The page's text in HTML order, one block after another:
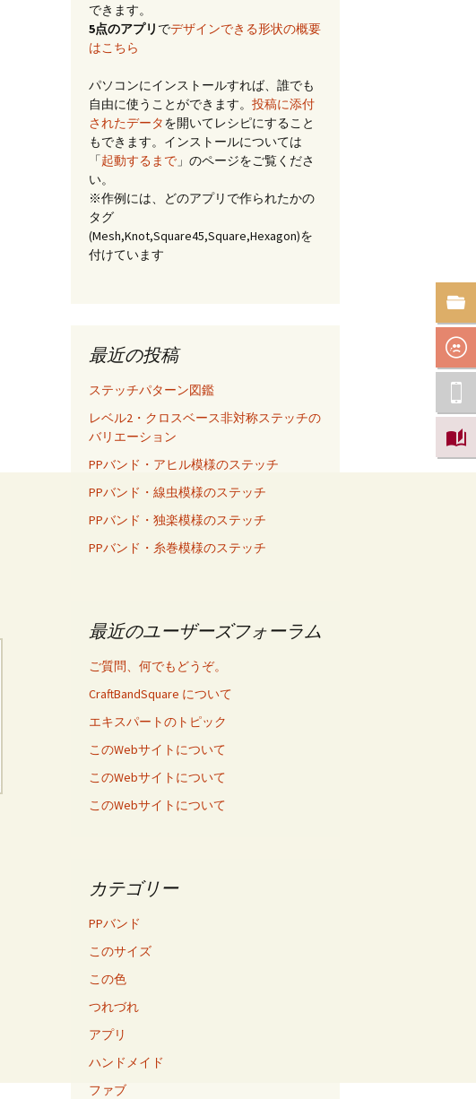
できます。
5点のアプリ でデザインできる形状の概要
はこちら
パソコンにインストールすれば、誰でも
自由に使うことができます。 投稿に添付
されたデータを開いてレシピにすること
もできます。インストールについては
「起動するまで 」のページをご覧くださ
い。
※作例には、どのアプリで作られたかの
タグ
(Mesh,Knot,Square45,Square,Hexagon)を
付けています
最近の投稿
ステッチパターン図鑑
レベル2・クロスベース非対称ステッチの
バリエーション
PPバンド・アヒル模様のステッチ
PPバンド・線虫模様のステッチ
PPバンド・独楽模様のステッチ
PPバンド・糸巻模様のステッチ
最近のユーザーズフォーラム
ご質問、何でもどうぞ。
CraftBandSquare について
エキスパートのトピック
このWebサイトについて
このWebサイトについて
このWebサイトについて
カテゴリー
PPバンド
このサイズ
この色
つれづれ
アプリ
ハンドメイド
ファブ